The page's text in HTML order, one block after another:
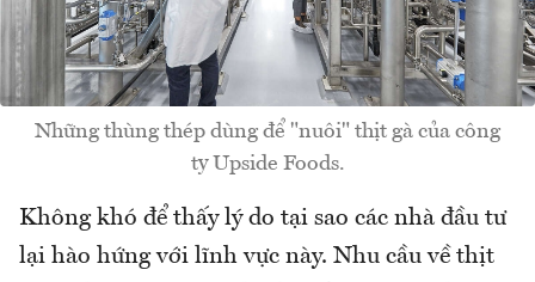
Những thùng thép dùng để "nuôi" thịt gà của công
ty Upside Foods.
Không khó để thấy lý do tại sao các nhà đầu tư
lại hào hứng với lĩnh vực này. Nhu cầu về thịt